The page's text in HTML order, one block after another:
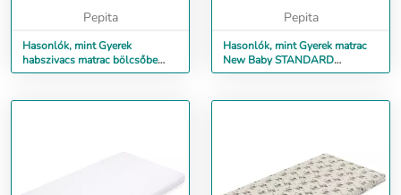
Pepita
Hasonlók, mint Gyerek
habszivacs matrac bölcsőbe
New Baby STANDARD 90x40x5
Pepita
Hasonlók, mint Gyerek matrac
New Baby STANDARD
120x60x11 cm kókusz-